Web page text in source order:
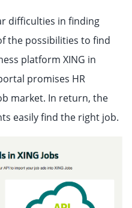
difficulties in finding
the possibilities to find
platform XING in
promises HR
market. In return, the
easily find the right job.